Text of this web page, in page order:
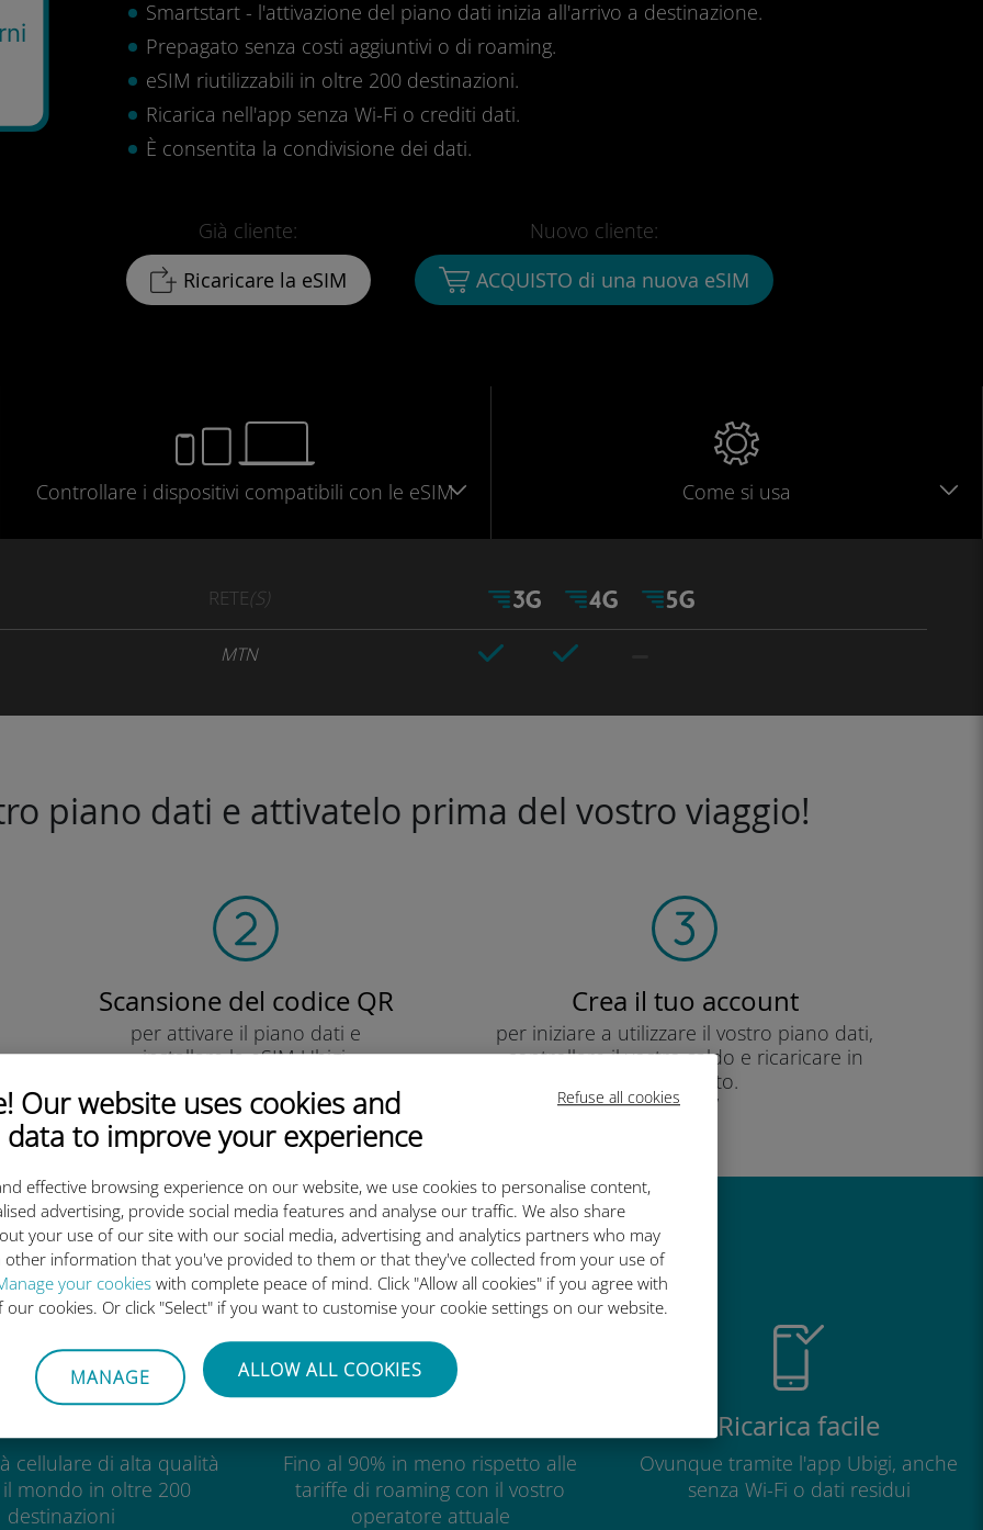
Refuse all cookies
Our website uses cookies and
data to improve your experience
effective browsing experience on our website, we use cookies to personalise content,
advertising, provide social media features and analyse our traffic. We also share
your use of our site with our social media, advertising and analytics partners who may
other information that you've provided to them or that they've collected from your use of
your cookies with complete peace of mind. Click "Allow all cookies" if you agree with
cookies. Or click "Select" if you want to customise your cookie settings on our website.
MANAGE ALLOW ALL COOKIES
Smartstart - l'attivazione del piano dati inizia all'arrivo a destinazione.
Prepagato senza costi aggiuntivi o di roaming.
eSIM riutilizzabili in oltre 200 destinazioni.
Ricarica nell'app senza Wi-Fi o crediti dati.
È consentita la condivisione dei dati.
Già cliente:
Ricaricare la eSIM
Nuovo cliente:
ACQUISTO di una nuova eSIM
Controllare i dispositivi compatibili con le eSIM Come si usa
RETE(S)
MTN
piano dati e attivatelo prima del vostro viaggio!
Scansione del codice QR
per attivare il piano dati e
installare la eSIM Ubigi.
Crea il tuo account
per iniziare a utilizzare il vostro piano dati,
controllare il vostro saldo e ricaricare in
movimento.
Godere!
internazionale di Ubigi è così grande
cellulare di alta qualità
mondo in oltre 200
destinazioni
Fino al 90% in meno rispetto alle
tariffe di roaming con il vostro
operatore attuale
Ricarica facile
Ovunque tramite l'app Ubigi, anche
senza Wi-Fi o dati residui